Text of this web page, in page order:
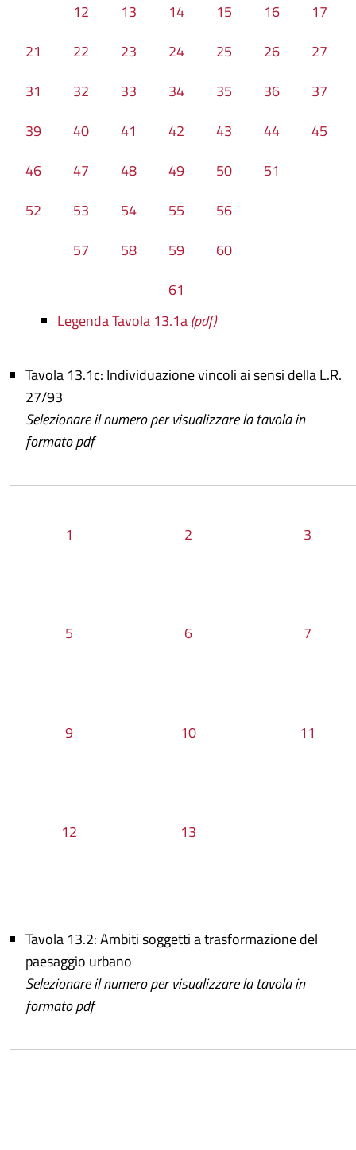
12
13 14 15 16
17
21
22 23 24 25 26
27
31
32 33 34 35 36
37
39
40 41 42 43 44
45
46
47 48 49 50
51
52
53 54 55
56
57
58 59
60
61
Legenda Tavola 13.1a(pdf)
Tavola 13.1c: Individuazione vincoli ai sensi della L.R.
27/93
Selezionare il numero per visualizzare la tavola in
formato pdf
1 2 3
5 6 7
9 10 11
12 13
Tavola 13.2: Ambiti soggetti a trasformazione del
paesaggio urbano
Selezionare il numero per visualizzare la tavola in
formato pdf